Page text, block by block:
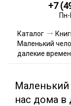
+7
Каталог
Маленький
далекие
Маленький
нас дома в